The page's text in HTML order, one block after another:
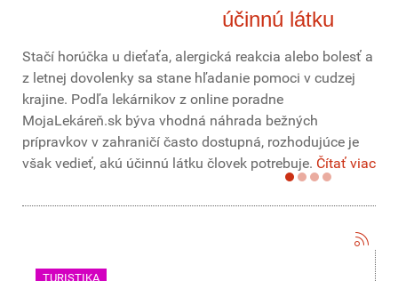
účinnú látku
Stačí horúčka u dieťaťa, alergická reakcia alebo bolesť a
z letnej dovolenky sa stane hľadanie pomoci v cudzej
krajine. Podľa lekárnikov z online poradne
MojaLekáreň.sk býva vhodná náhrada bežných
prípravkov v zahraničí často dostupná, rozhodujúce je
však vedieť, akú účinnú látku človek potrebuje. Čítať viac
TURISTIKA